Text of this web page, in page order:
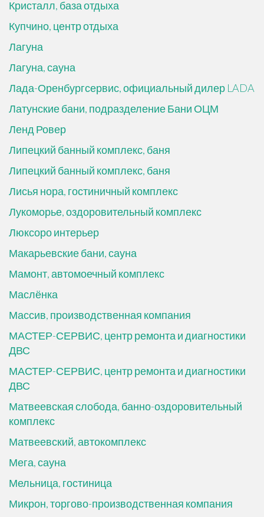
Кристалл, база отдыха
Купчино, центр отдыха
Лагуна
Лагуна, сауна
Лада-Оренбургсервис, официальный дилер LADA
Латунские бани, подразделение Бани ОЦМ
Ленд Ровер
Липецкий банный комплекс, баня
Липецкий банный комплекс, баня
Лисья нора, гостиничный комплекс
Лукоморье, оздоровительный комплекс
Люксоро интерьер
Макарьевские бани, сауна
Мамонт, автомоечный комплекс
Маслёнка
Массив, производственная компания
МАСТЕР-СЕРВИС, центр ремонта и диагностики
ДВС
МАСТЕР-СЕРВИС, центр ремонта и диагностики
ДВС
Матвеевская слобода, банно-оздоровительный
комплекс
Матвеевский, автокомплекс
Мега, сауна
Мельница, гостиница
Микрон, торгово-производственная компания